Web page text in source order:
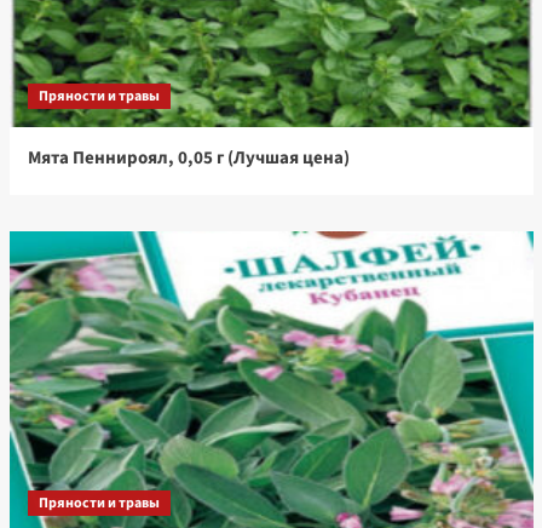
Пряности и травы
Мята Пеннироял, 0,05 г (Лучшая цена)
Пряности и травы